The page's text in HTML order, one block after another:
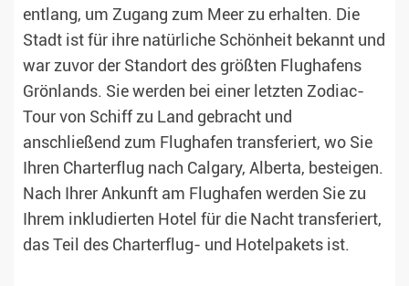
entlang, um Zugang zum Meer zu erhalten. Die
Stadt ist für ihre natürliche Schönheit bekannt und
war zuvor der Standort des größten Flughafens
Grönlands. Sie werden bei einer letzten Zodiac-
Tour von Schiff zu Land gebracht und
anschließend zum Flughafen transferiert, wo Sie
Ihren Charterflug nach Calgary, Alberta, besteigen.
Nach Ihrer Ankunft am Flughafen werden Sie zu
Ihrem inkludierten Hotel für die Nacht transferiert,
das Teil des Charterflug- und Hotelpakets ist.